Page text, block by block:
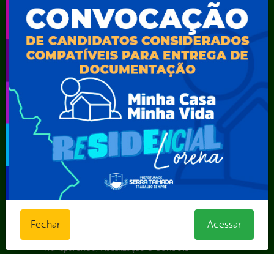
Secretaria de Iluminação Pública e Energia Elétrica
Secretaria Municipal da Mulher – SEMU
Secretaria Municipal de Administração – SAD
Secretaria Municipal de Agricultura e Recursos Hídricos –
SEMARH / Secretaria de Agricultura Familiar – SEMAF
Secretaria Municipal de Educação – SEST
Secretaria Municipal de Esporte e Lazer – SEMEL
Secretaria Municipal de Finanças – SECFIN
Secretaria Municipal de Governo – SEGOV
Secretaria Municipal de Meio Ambiente – SEMA
Secretaria Municipal de Planejamento e Gestão – SEPLAG
Secretaria Municipal de Relações Institucionais – SEMRI
Secretaria Municipal de Saúde – SMS
Superintendência de Trânsito e Transportes de Serra
Transparência, Fiscalização e Controle
Fechar Acessar